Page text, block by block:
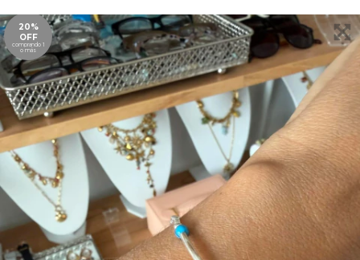
20%
OFF
comprando 1
o más